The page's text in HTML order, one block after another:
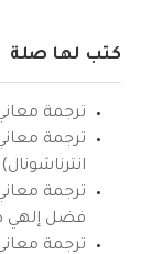
كتب لها صلة
ترجمة معاني
ترجمة
انترناشونال)
ترجمة
فضل إلهي
ترجمة